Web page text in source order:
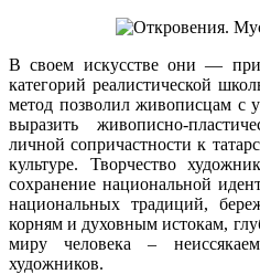
В своем искусстве они —
категорий реалистической
метод позволил живописцам с
выразить живописно-
личной сопричастности к
культуре. Творчество
сохранение национальной
национальных традиций,
корням и духовным истокам,
миру человека –
художников.